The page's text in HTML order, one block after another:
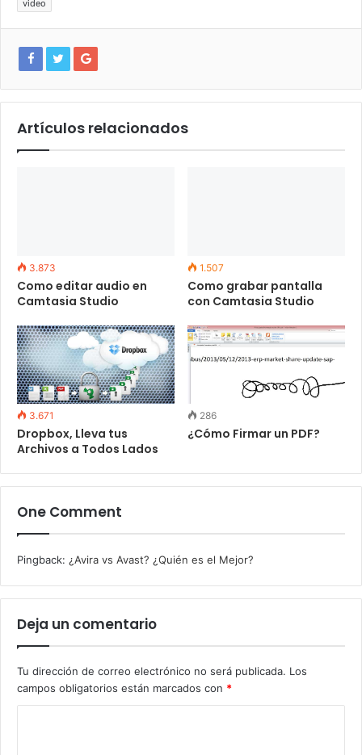
video
Artículos relacionados
3.873
Como editar audio en
Camtasia Studio
1.507
Como grabar pantalla
con Camtasia Studio
3.671
Dropbox, Lleva tus
Archivos a Todos Lados
286
¿Cómo Firmar un PDF?
One Comment
Pingback: ¿Avira vs Avast? ¿Quién es el Mejor?
Deja un comentario
Tu dirección de correo electrónico no será publicada. Los
campos obligatorios están marcados con *